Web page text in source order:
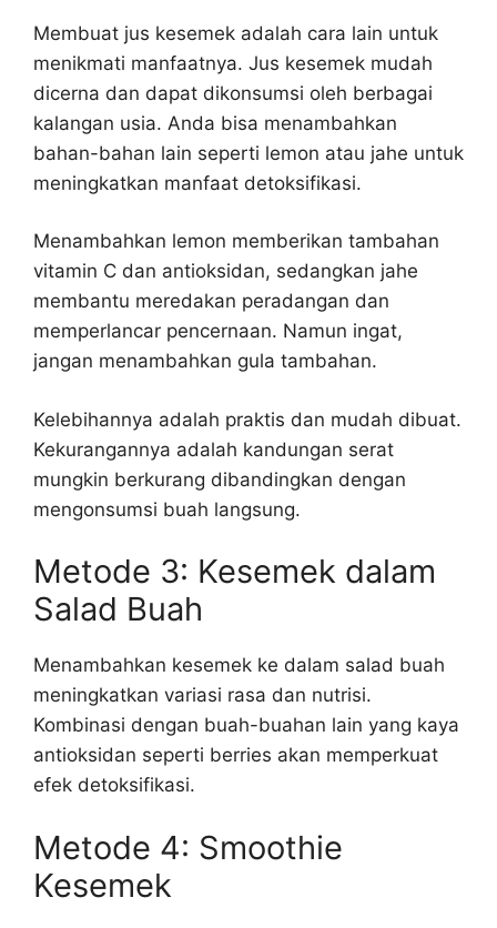
Membuat jus kesemek adalah cara lain untuk
menikmati manfaatnya. Jus kesemek mudah
dicerna dan dapat dikonsumsi oleh berbagai
kalangan usia. Anda bisa menambahkan
bahan-bahan lain seperti lemon atau jahe untuk
meningkatkan manfaat detoksifikasi.
Menambahkan lemon memberikan tambahan
vitamin C dan antioksidan, sedangkan jahe
membantu meredakan peradangan dan
memperlancar pencernaan. Namun ingat,
jangan menambahkan gula tambahan.
Kelebihannya adalah praktis dan mudah dibuat.
Kekurangannya adalah kandungan serat
mungkin berkurang dibandingkan dengan
mengonsumsi buah langsung.
Metode 3: Kesemek dalam
Salad Buah
Menambahkan kesemek ke dalam salad buah
meningkatkan variasi rasa dan nutrisi.
Kombinasi dengan buah-buahan lain yang kaya
antioksidan seperti berries akan memperkuat
efek detoksifikasi.
Metode 4: Smoothie
Kesemek